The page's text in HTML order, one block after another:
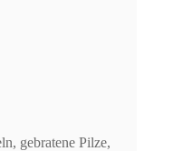
gebratene Pilze,